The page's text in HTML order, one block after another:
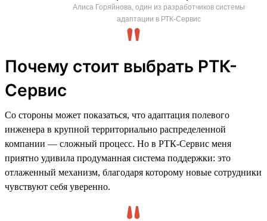
Алиса Горяйнова, один из разработчиков системы
адаптации в РТК-Сервис
Почему стоит выбрать РТК-
Сервис
Со стороны может показаться, что адаптация полевого
инженера в крупной территориально распределенной
компании — сложный процесс. Но в РТК-Сервис меня
приятно удивила продуманная система поддержки: это
отлаженный механизм, благодаря которому новые сотрудники
чувствуют себя уверенно.